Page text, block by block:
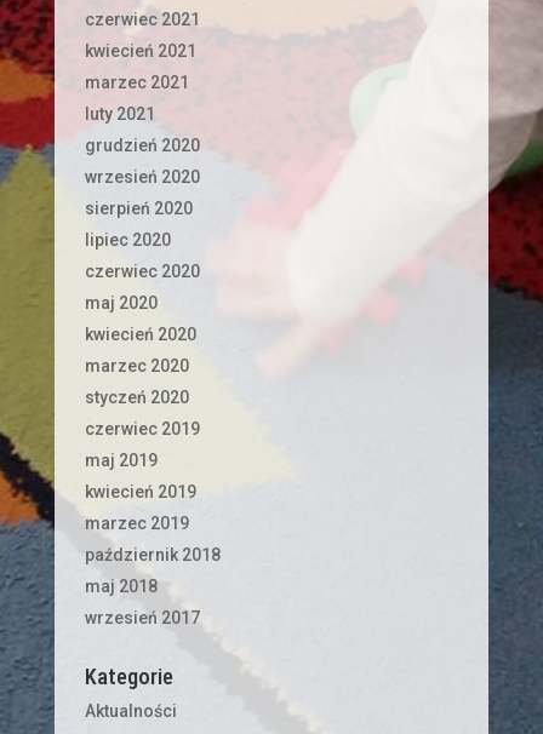
czerwiec 2021
kwiecień 2021
marzec 2021
luty 2021
grudzień 2020
wrzesień 2020
sierpień 2020
lipiec 2020
czerwiec 2020
maj 2020
kwiecień 2020
marzec 2020
styczeń 2020
czerwiec 2019
maj 2019
kwiecień 2019
marzec 2019
październik 2018
maj 2018
wrzesień 2017
Kategorie
Aktualności